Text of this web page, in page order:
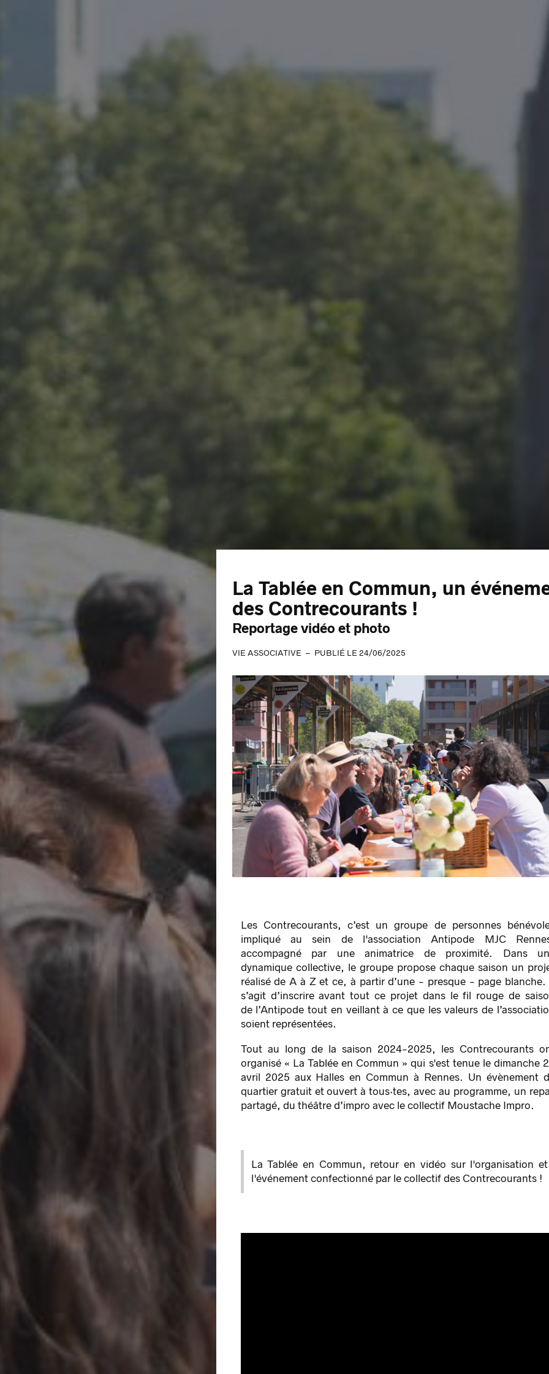
La Tablée en Commun, un
des Contrecourants !
Reportage vidéo et photo
VIE ASSOCIATIVE PUBLIÉ LE 24/06/2025
Les Contrecourants, c’est un groupe de personnes
impliqué au sein de l'association Antipode MJC
accompagné par une animatrice de proximité. Dans
dynamique collective, le groupe propose chaque saison un
réalisé de A à Z et ce, à partir d’une - presque - page blanche.
s’agit d’inscrire avant tout ce projet dans le fil rouge de
de l’Antipode tout en veillant à ce que les valeurs de
soient représentées.
Tout au long de la saison 2024-2025, les Contrecourants
organisé « La Tablée en Commun » qui s'est tenue le dimanche
avril 2025 aux Halles en Commun à Rennes. Un évènement
quartier gratuit et ouvert à tous·tes, avec au programme, un
partagé, du théâtre d’impro avec le collectif Moustache Impro.
La Tablée en Commun, retour en vidéo sur l'organisation et
l'événement confectionné par le collectif des Contrecourants !